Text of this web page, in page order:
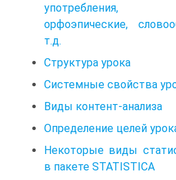
употребления,
орфоэпические,
т.д.
Структура урока
Системные свойства
Виды контент-анализа
Определение целей
Некоторые виды
в пакете STATISTICA